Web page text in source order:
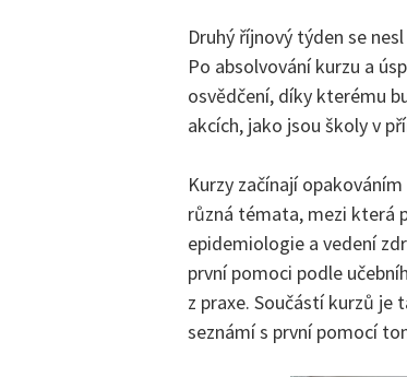
Druhý říjnový týden se
Po absolvování kurzu a
osvědčení, díky kterému
akcích, jako jsou školy v
Kurzy začínají
různá témata, mezi která
epidemiologie a vedení
první pomoci podle
z praxe. Součástí kurzů je
seznámí s první pomocí